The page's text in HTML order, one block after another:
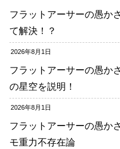
フラットアーサーの愚か
て解決！？
2026年8月1日
フラットアーサーの愚か
の星空を説明！
2026年8月1日
フラットアーサーの愚か
モ重力不存在論